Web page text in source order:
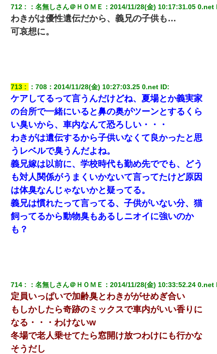
彼にプロポーズされたんだけど、実は資産家だと知って婚約破棄
した。B子「A男くんと別れたって本当？私が付き合ってもい
い？」
【驚愕】私「今まで育てた分のお金返してね(冗談)」息子「はい、
3000万円」→数年後。私「妹が病気になったから援助して欲し
い」→
近所のお寺に住み込みで手伝いしてる知的障害のオッサンがい
た。ある日、オッサンが火かき棒を持って顔を真っ赤にしながら
走り回っていて…
日航機墜落事故の「ここからは日本語で大丈夫ですよ〜」の絶望
感がヤバイ・・・
姉旦那の友達「ほんとのパパだよ～」私のお腹を触ってほざく。
→思わず手を叩いて振り払ったら…
ケーキバイキングにいた単独の50くらいのオッサン、強烈だっ
た。
最近うちの庭に知らない男の人がしょっちゅう入ってくる。それ
を職場で愚痴ったら、同僚男性が怒鳴りつけてきた。
【衝撃】婚約者「兄と結婚はするけど嫁入りするわけじゃない。
お互い干渉はしないようにしましょう」→ その後に結納金の話を
したので、母が・・・
712 ：名無しさん＠ＨＯＭＥ ：2014/11/28(金) 10:17:31.05 0.net
わきがは優性遺伝だから、義兄の子供も…
可哀想に。
713 ：708 ：2014/11/28(金) 10:27:03.25 0.net ID:
ケアしてるって言うんだけどね、夏場とか義実家
の台所で一緒にいると鼻の奥がツーンとするくら
い臭いから、車内なんて恐ろしい・・・
わきがは遺伝するから子供いなくて良かったと思
うレベルで臭うんだよね。
義兄嫁は以前に、学校時代も勤め先ででも、どう
も対人関係がうまくいかないて言ってたけど原因
は体臭なんじゃないかと疑ってる。
義兄は慣れたって言ってる、子供がいない分、猫
飼ってるから動物臭もあるしニオイに強いのか
も？
714 ：名無しさん＠ＨＯＭＥ ：2014/11/28(金) 10:33:52.24 0.net
定員いっぱいで加齢臭とわきががせめぎ合い
もしかしたら奇跡のミックスで車内がいい香りに
なる・・・わけないw
冬場で老人乗せてたら窓開け放つわけにも行かな
そうだし